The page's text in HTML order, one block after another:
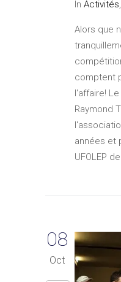
In Activités,
Alors que
comptent
l'affaire!
Raymond
années et
UFOLEP
08
Oct